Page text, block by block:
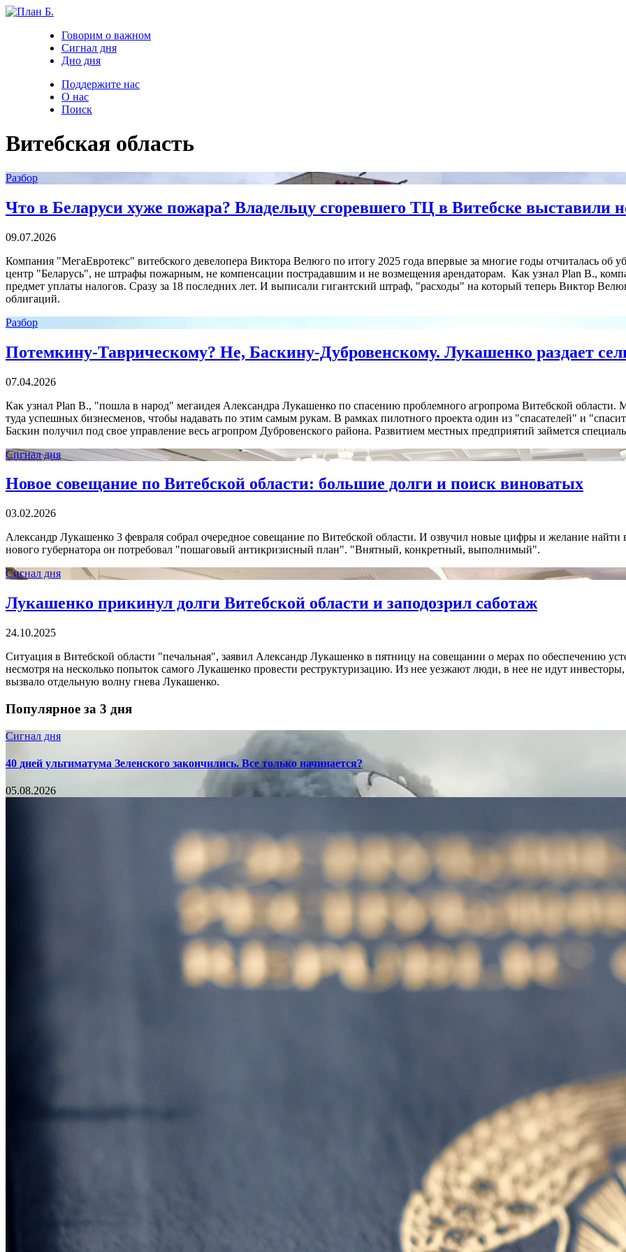
Говорим о важном
Сигнал дня
Дно дня
Поддержите нас
О нас
Поиск
Витебская область
Разбор
Что в Беларуси хуже пожара? Владельцу сгоревшего ТЦ в Витебске выставили
09.07.2026
Компания "МегаЕвротекс" витебского девелопера Виктора Велюго по итогу 2025 года впервые за многие годы отчиталась об
центр "Беларусь", не штрафы пожарным, не компенсации пострадавшим и не возмещения арендаторам. Как узнал Plan B.,
предмет уплаты налогов. Сразу за 18 последних лет. И выписали гигантский штраф, "расходы" на который теперь Виктор
облигаций.
Разбор
Потемкину-Таврическому? Не, Баскину-Дубровенскому. Лукашенко раздает
07.04.2026
Как узнал Plan B., "пошла в народ" мегаидея Александра Лукашенко по спасению проблемного агропрома Витебской
туда успешных бизнесменов, чтобы надавать по этим самым рукам. В рамках пилотного проекта один из "спасателей" и
Баскин получил под свое управление весь агропром Дубровенского района. Развитием местных предприятий займется
Сигнал дня
Новое совещание по Витебской области: большие долги и поиск виноватых
03.02.2026
Александр Лукашенко 3 февраля собрал очередное совещание по Витебской области. И озвучил новые цифры и желание найти
нового губернатора он потребовал "пошаговый антикризисный план". "Внятный, конкретный, выполнимый".
Сигнал дня
Лукашенко прикинул долги Витебской области и заподозрил саботаж
24.10.2025
Ситуация в Витебской области "печальная", заявил Александр Лукашенко в пятницу на совещании о мерах по обеспечению
несмотря на несколько попыток самого Лукашенко провести реструктуризацию. Из нее уезжают люди, в нее не идут
вызвало отдельную волну гнева Лукашенко.
Популярное за 3 дня
Сигнал дня
40 дней ультиматума Зеленского закончились. Все только начинается?
05.08.2026